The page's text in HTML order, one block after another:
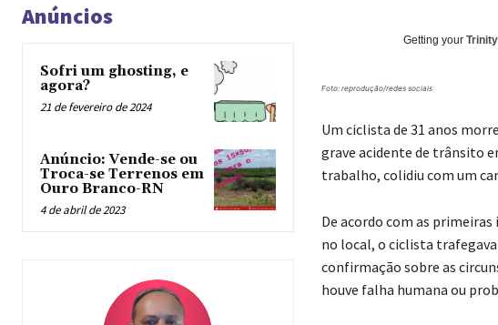
Anúncios
Sofri um ghosting, e
agora?
21 de fevereiro de 2024
Anúncio: Vende-se ou
Troca-se Terrenos em
Ouro Branco-RN
4 de abril de 2023
Getting your
Foto: reprodução/redes sociais
Um ciclista de 31 anos
grave acidente de trânsito
trabalho, colidiu com um
De acordo com as
no local, o ciclista
confirmação sobre as
houve falha humana ou